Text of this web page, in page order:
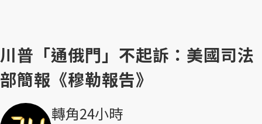
川普「通俄門」不起訴：美國司法
部簡報《穆勒報告》
轉角24小時